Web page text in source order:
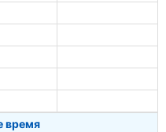
время